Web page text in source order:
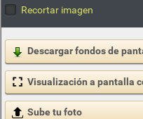
Recortar imagen
Descargar fondos de
Visualización a pantalla
Sube tu foto